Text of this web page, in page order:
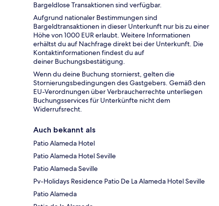
Bargeldlose Transaktionen sind verfügbar.
Aufgrund nationaler Bestimmungen sind
Bargeldtransaktionen in dieser Unterkunft nur bis zu einer
Höhe von 1000 EUR erlaubt. Weitere Informationen
erhältst du auf Nachfrage direkt bei der Unterkunft. Die
Kontaktinformationen findest du auf
deiner Buchungsbestätigung.
Wenn du deine Buchung stornierst, gelten die
Stornierungsbedingungen des Gastgebers. Gemäß den
EU-Verordnungen über Verbraucherrechte unterliegen
Buchungsservices für Unterkünfte nicht dem
Widerrufsrecht.
Auch bekannt als
Patio Alameda Hotel
Patio Alameda Hotel Seville
Patio Alameda Seville
Pv-Holidays Residence Patio De La Alameda Hotel Seville
Patio Alameda